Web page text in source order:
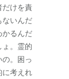
だけを責
ないんだ
かるんだ
。霊的
。困っ
に考えれ